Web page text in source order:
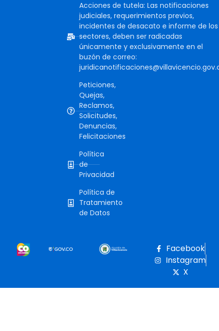
Acciones de tutela: Las notificaciones
judiciales, requerimientos previos,
incidentes de desacato e informe de los
sectores, deben ser radicadas
únicamente y exclusivamente en el
buzón de correo:
Peticiones,
Quejas,
Reclamos,
Solicitudes,
Denuncias,
Felicitaciones
Política
de
Privacidad
Política de
Tratamiento
de Datos
Facebook
Instagram
X